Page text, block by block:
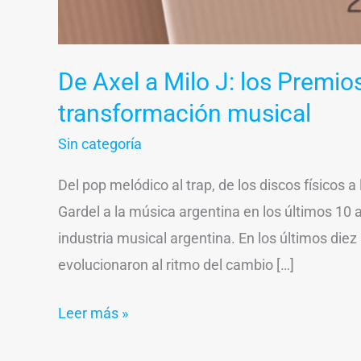
De Axel a Milo J: los
transformación musical
Sin categoría
Del pop melódico al trap, de los discos físicos
Gardel a la música argentina en los últimos
industria musical argentina. En los últimos
evolucionaron al ritmo del cambio […]
Leer más »